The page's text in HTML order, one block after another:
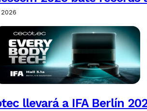
llevará a IFA Berlín